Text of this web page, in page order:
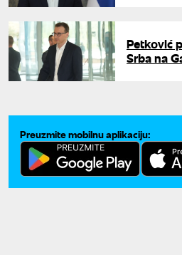
Petković
Srba na
Preuzmite mobilnu aplikaciju: